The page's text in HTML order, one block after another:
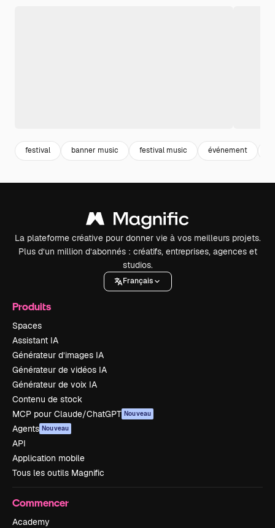
festival banner music festival music événement
La plateforme créative pour donner vie à vos meilleurs projets.
Plus d’un million d’abonnés : créatifs, entreprises, agences et
studios.
Français
Produits
Spaces
Assistant IA
Générateur d’images IA
Générateur de vidéos IA
Générateur de voix IA
Contenu de stock
MCP pour Claude/ChatGPT Nouveau
Agents Nouveau
API
Application mobile
Tous les outils Magnific
Commencer
Academy